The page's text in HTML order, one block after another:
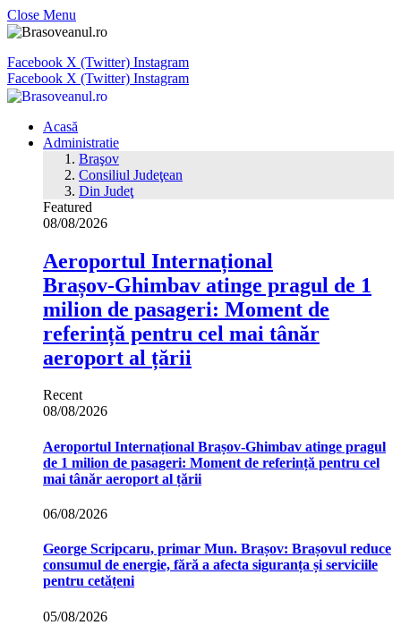
Close Menu
Facebook X (Twitter) Instagram
Facebook X (Twitter) Instagram
Acasă
Administratie
Braşov
Consiliul Judeţean
Din Judeţ
Featured
08/08/2026
Aeroportul Internațional
Brașov‑Ghimbav atinge pragul de 1
milion de pasageri: Moment de
referință pentru cel mai tânăr
aeroport al țării
Recent
08/08/2026
Aeroportul Internațional Brașov‑Ghimbav atinge pragul
de 1 milion de pasageri: Moment de referință pentru cel
mai tânăr aeroport al țării
06/08/2026
George Scripcaru, primar Mun. Brașov: Brașovul reduce
consumul de energie, fără a afecta siguranța și serviciile
pentru cetățeni
05/08/2026